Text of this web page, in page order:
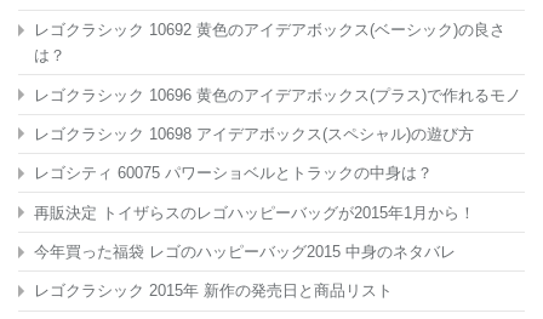
レゴクラシック 10692 黄色のアイデアボックス(ベーシック)の良さ
は？
レゴクラシック 10696 黄色のアイデアボックス(プラス)で作れるモノ
レゴクラシック 10698 アイデアボックス(スペシャル)の遊び方
レゴシティ 60075 パワーショベルとトラックの中身は？
再販決定 トイザらスのレゴハッピーバッグが2015年1月から！
今年買った福袋 レゴのハッピーバッグ2015 中身のネタバレ
レゴクラシック 2015年 新作の発売日と商品リスト